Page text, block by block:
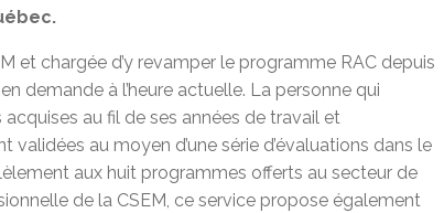
et chargée d’y revamper le programme RAC depuis
demande à l’heure actuelle. La personne qui
au fil de ses années de travail et
validées au moyen d’une série d’évaluations dans le
aux huit programmes offerts au secteur de
de la CSEM, ce service propose également